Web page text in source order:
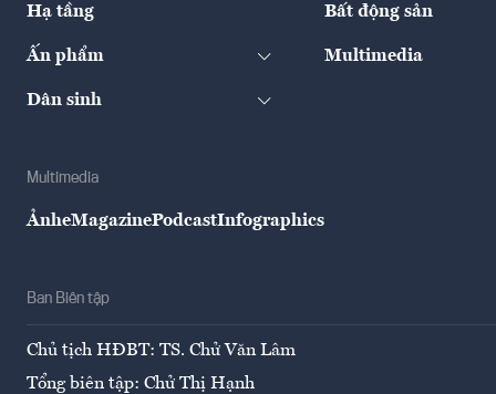
Hạ tầng Bất động sản
Ấn phẩm Multimedia
Dân sinh
Multimedia
ẢnheMagazinePodcastInfographics
Ban Biên tập
Chủ tịch HĐBT: TS. Chử Văn Lâm
Tổng biên tập: Chử Thị Hạnh